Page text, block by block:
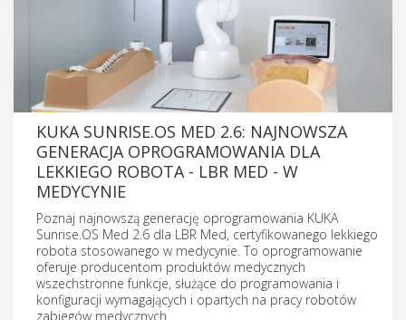
KUKA SUNRISE.OS MED 2.6: NAJNOWSZA
GENERACJA OPROGRAMOWANIA DLA
LEKKIEGO ROBOTA - LBR MED - W
MEDYCYNIE
Poznaj najnowszą generację oprogramowania KUKA
Sunrise.OS Med 2.6 dla LBR Med, certyfikowanego lekkiego
robota stosowanego w medycynie. To oprogramowanie
oferuje producentom produktów medycznych
wszechstronne funkcje, służące do programowania i
konfiguracji wymagających i opartych na pracy robotów
zabiegów medycznych.